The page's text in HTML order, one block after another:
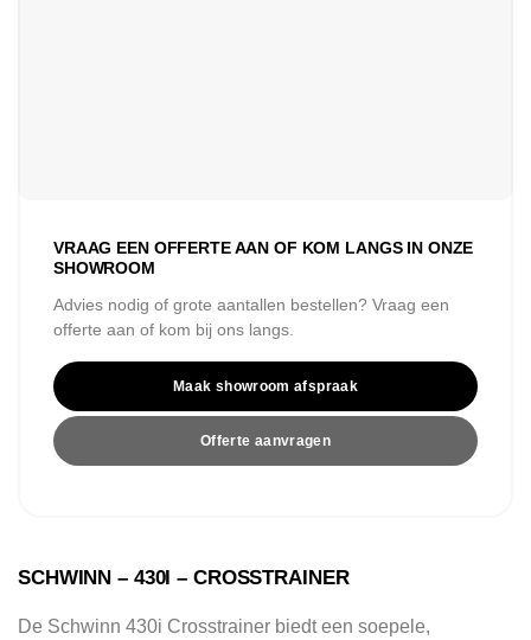
VRAAG EEN OFFERTE AAN OF KOM LANGS IN ONZE
SHOWROOM
Advies nodig of grote aantallen bestellen? Vraag een
offerte aan of kom bij ons langs.
Maak showroom afspraak
Offerte aanvragen
SCHWINN – 430I – CROSSTRAINER
De Schwinn 430i Crosstrainer biedt een soepele,